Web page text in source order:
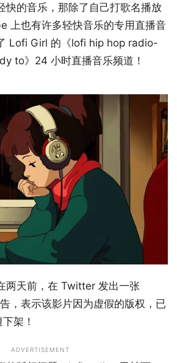
快的音乐，那除了自己打歌名播放
上也有许多轻快音乐的专用直播音
Lofi Girl 的《lofi hip hop radio-
to》24 小时直播音乐频道！
两天前，在 Twitter 发出一张
，表示该影片因为虚假的版权，已
架！
ADVERTISEMENT